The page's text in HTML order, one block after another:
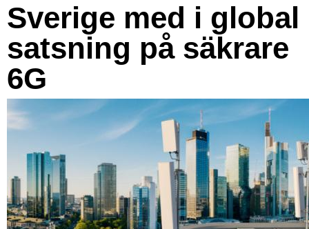
Sverige med i global
satsning på säkrare
6G